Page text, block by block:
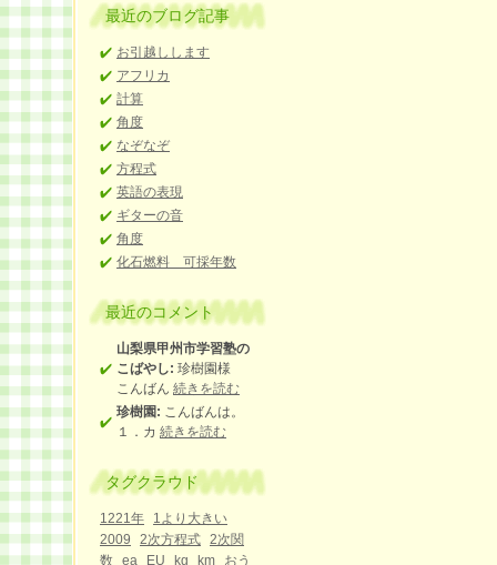
最近のブログ記事
お引越しします
アフリカ
計算
角度
なぞなぞ
方程式
英語の表現
ギターの音
角度
化石燃料 可採年数
最近のコメント
山梨県甲州市学習塾の
こばやし: 珍樹園様
こんばん 続きを読む
珍樹園: こんばんは。
１．カ 続きを読む
タグクラウド
1221年
1より大きい
2009
2次方程式 2次関
数
ea EU kg km おう